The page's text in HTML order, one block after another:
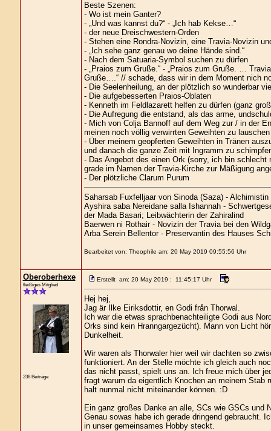
Beste Szenen:
- Wo ist mein Ganter?
- „Und was kannst du?“ - „Ich hab Kekse…“
- der neue Dreischwestern-Orden
- Stehen eine Rondra-Novizin, eine Travia-Novizin
- „Ich sehe ganz genau wo deine Hände sind.“
- Nach dem Satuaria-Symbol suchen zu dürfen
- „Praios zum Gruße.“ - „Praios zum Gruße. …
Gruße….“ // schade, dass wir in dem Moment nich
- Die Seelenheilung, an der plötzlich so wunderbar
- Die aufgebesserten Praios-Oblaten
- Kenneth im Feldlazarett helfen zu dürfen (ganz
- Die Aufregung die entstand, als das arme,
- Mich von Colja Bannoff auf dem Weg zur / in der
meinen noch völlig verwirrten Geweihten zu
- Über meinem geopferten Geweihten in Tränen
und danach die ganze Zeit mit Ingramm zu
- Das Angebot des einen Ork (sorry, ich bin
grade im Namen der Travia-Kirche zur Mäßigung
- Der plötzliche Clarum Purum
Saharsab Fuxfelljaar von Sinoda (Saza) -
Ayshira saba Nereidane salla Ishannah -
der Mada Basari; Leibwächterin der Zahiralind
Baerwen ni Rothair - Novizin der Travia bei den
Arba Serein Bellentor - Preservantin des Hauses
Bearbeitet von: Theophile am: 20 May 2019 09:55:56 Uhr
Oberoberhexe
fleißiges Mitglied
238 Beiträge
Erstellt am: 20 May 2019 : 11:45:17 Uhr
Hej hej,
Jag är Ilke Eiriksdottir, en Godi från Thorwal.
Ich war die etwas sprachbenachteiligte Godi aus
Orks sind kein Hranngargezücht). Mann von Licht
Dunkelheit.
Wir waren als Thorwaler hier weil wir dachten so
funktioniert. An der Stelle möchte ich gleich auch
das nicht passt, spielt uns an. Ich freue mich über
fragt warum da eigentlich Knochen an meinem Stab
halt nunmal nicht miteinander können. :D
Ein ganz großes Danke an alle, SCs wie GSCs und
Genau sowas habe ich gerade dringend gebraucht.
in unser gemeinsames Hobby steckt.